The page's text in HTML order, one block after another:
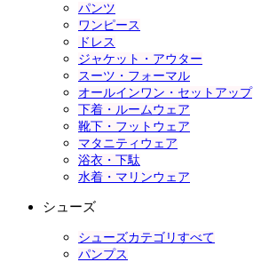
パンツ
ワンピース
ドレス
ジャケット・アウター
スーツ・フォーマル
オールインワン・セットアップ
下着・ルームウェア
靴下・フットウェア
マタニティウェア
浴衣・下駄
水着・マリンウェア
シューズ
シューズカテゴリすべて
パンプス